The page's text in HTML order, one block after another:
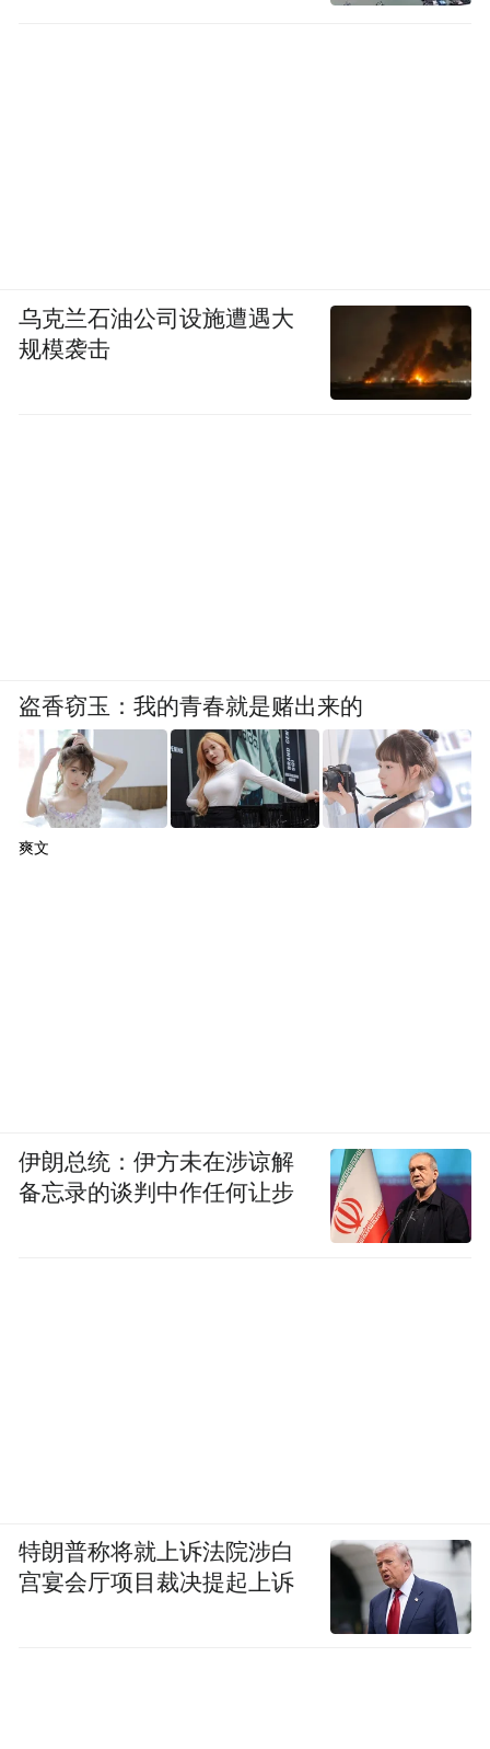
乌克兰石油公司设施遭遇大
规模袭击
盗香窃玉：我的青春就是赌出来的
爽文
伊朗总统：伊方未在涉谅解
备忘录的谈判中作任何让步
特朗普称将就上诉法院涉白
宫宴会厅项目裁决提起上诉